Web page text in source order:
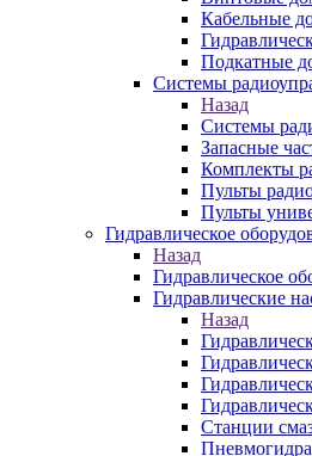
Кабельные
Подкатные
Системы
Назад
Системы
Запасные
Комплекты
Пульты
Пульты
Гидравлическое
Назад
Гидравлическое
Гидравлические
Назад
Станции